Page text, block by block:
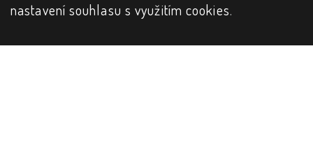
nastavení souhlasu s využitím cookies.